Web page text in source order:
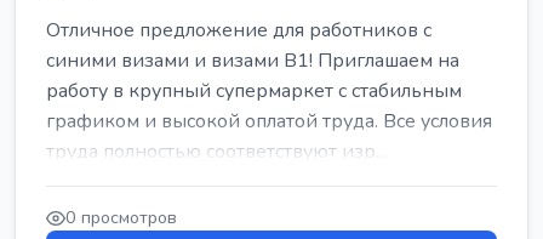
Отличное предложение для работников с
синими визами и визами B1! Приглашаем на
работу в крупный супермаркет с стабильным
графиком и высокой оплатой труда. Все условия
труда полностью соответствуют изр...
0 просмотров